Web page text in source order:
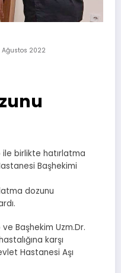
Ağustos 2022
ile birlikte hatırlatma
Başhekimi
dozunu
Başhekim Uzm.Dr.
karşı
Hastanesi Aşı